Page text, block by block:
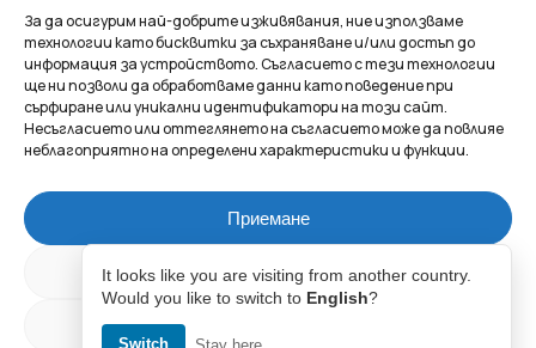
За да осигурим най-добрите изживявания, ние използваме
технологии като бисквитки за съхраняване и/или достъп до
информация за устройството. Съгласието с тези технологии
ще ни позволи да обработваме данни като поведение при
сърфиране или уникални идентификатори на този сайт.
Несъгласието или оттеглянето на съгласието може да повлияе
неблагоприятно на определени характеристики и функции.
Приемане
Отказ
Междинна сума:
НАЧАЛО
ЗА НАС
МАГАЗИНЪТ
КОНТАКТ
КОЛЕКЦИИ
КОЛИЕТА
ГРИВНИ
ВИСУЛКИ
ОБЕЦИ
АКСЕСОАРИ
ПОВЕРИТЕЛНОСТ
УСЛОВИЯ
Luxury Racket Club
Създадено с 🖤 от
It looks like you are visiting from another country.
Would you like to switch to English?
Switch Stay here